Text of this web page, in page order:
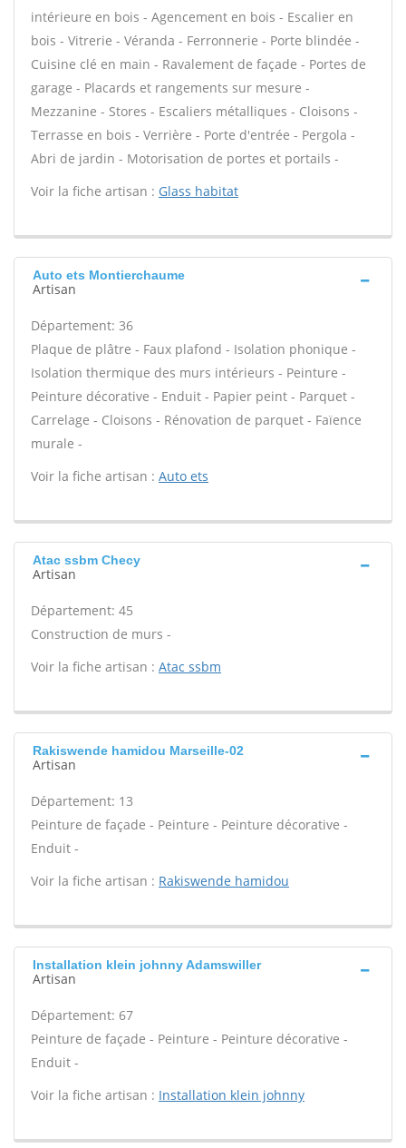
intérieure en bois - Agencement en bois - Escalier en
bois - Vitrerie - Véranda - Ferronnerie - Porte blindée -
Cuisine clé en main - Ravalement de façade - Portes de
garage - Placards et rangements sur mesure -
Mezzanine - Stores - Escaliers métalliques - Cloisons -
Terrasse en bois - Verrière - Porte d'entrée - Pergola -
Abri de jardin - Motorisation de portes et portails -
Voir la fiche artisan : Glass habitat
Auto ets Montierchaume
Artisan
Département: 36
Plaque de plâtre - Faux plafond - Isolation phonique -
Isolation thermique des murs intérieurs - Peinture -
Peinture décorative - Enduit - Papier peint - Parquet -
Carrelage - Cloisons - Rénovation de parquet - Faïence
murale -
Voir la fiche artisan : Auto ets
Atac ssbm Checy
Artisan
Département: 45
Construction de murs -
Voir la fiche artisan : Atac ssbm
Rakiswende hamidou Marseille-02
Artisan
Département: 13
Peinture de façade - Peinture - Peinture décorative -
Enduit -
Voir la fiche artisan : Rakiswende hamidou
Installation klein johnny Adamswiller
Artisan
Département: 67
Peinture de façade - Peinture - Peinture décorative -
Enduit -
Voir la fiche artisan : Installation klein johnny